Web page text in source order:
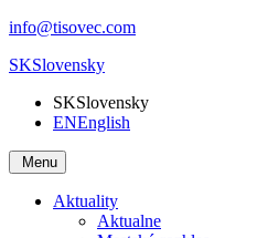
info@tisovec.com
SKSlovensky
SKSlovensky
ENEnglish
Menu
Aktuality
Aktualne